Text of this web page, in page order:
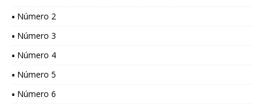
▪ Número 2
▪ Número 3
▪ Número 4
▪ Número 5
▪ Número 6